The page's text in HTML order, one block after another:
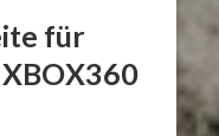
für